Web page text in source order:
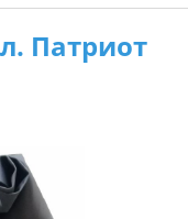
Патриот